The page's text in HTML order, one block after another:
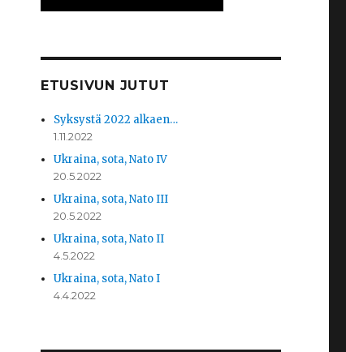
ETUSIVUN JUTUT
Syksystä 2022 alkaen…
1.11.2022
Ukraina, sota, Nato IV
20.5.2022
Ukraina, sota, Nato III
20.5.2022
Ukraina, sota, Nato II
4.5.2022
Ukraina, sota, Nato I
4.4.2022